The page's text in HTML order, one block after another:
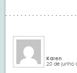
Karen
20 de junho